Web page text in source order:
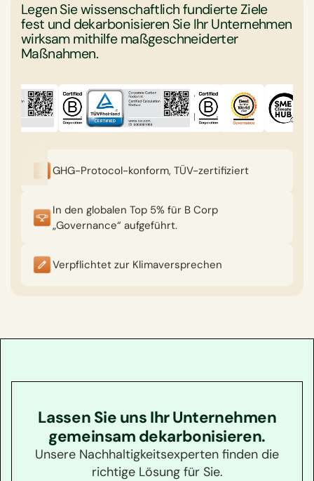
Legen Sie wissenschaftlich fundierte Ziele
fest und dekarbonisieren Sie Ihr Unternehmen
wirksam mithilfe maßgeschneiderter
Maßnahmen.
GHG-Protocol-konform, TÜV-zertifiziert
In den globalen Top 5% für B Corp
„Governance“ aufgeführt.
Verpflichtet zur Klimaversprechen
Lassen Sie uns Ihr Unternehmen
gemeinsam dekarbonisieren.
Unsere Nachhaltigkeitsexperten finden die
richtige Lösung für Sie.